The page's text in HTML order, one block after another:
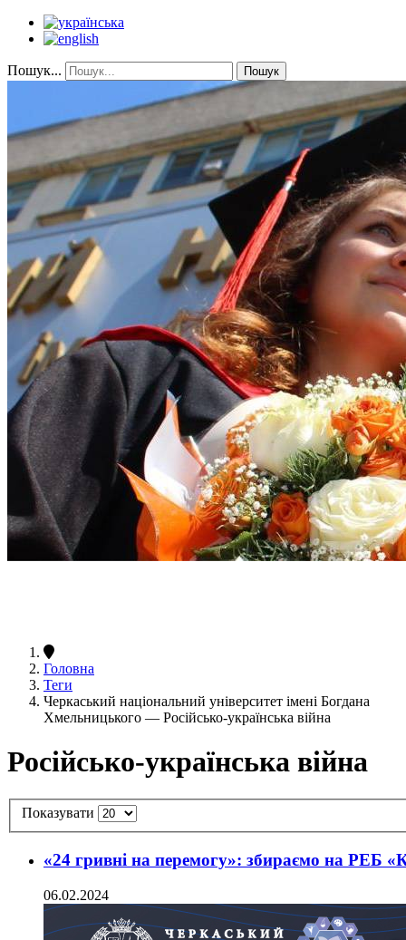
Пошук... Пошук
Головна
Теги
Черкаський національний університет імені Богдана
Хмельницького — Російсько-українська війна
Російсько-українська війна
Показувати
«24 гривні на перемогу»: збираємо на РЕБ
06.02.2024